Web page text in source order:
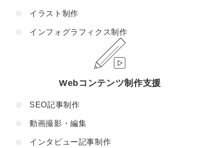
イラスト制作
インフォグラフィクス制作
Webコンテンツ制作支援
SEO記事制作
動画撮影・編集
インタビュー記事制作